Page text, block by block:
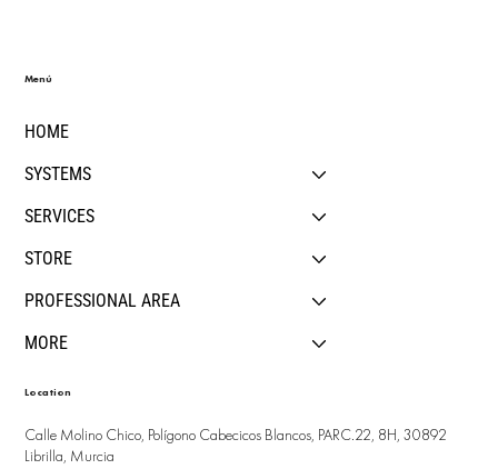
HOME
SYSTEMS
SERVICES
STORE
PROFESSIONAL AREA
MORE
Menú
Location
Calle Molino Chico, Polígono Cabecicos Blancos, PARC.22, 8H, 30892
Librilla, Murcia